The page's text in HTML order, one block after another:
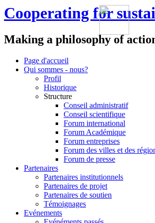
Cooperating for
Making a philosophy of
Page d'accueil
Qui sommes - nous?
Profil
Historique
Structure
Conseil administratif
Conseil scientifique
Forum international
Forum Académique
Forum entreprises
Forum des villes et des
Forum de presse
Partenaires
Partenaires institutionnels
Partenaires de projet
Partenaires de soutien
Témoignages
Evénements